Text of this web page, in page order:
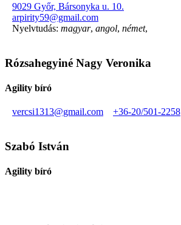
9029 Győr, Bársonyka u. 10.
arpirity59@gmail.com
Nyelvtudás: magyar, angol, német,
Rózsahegyiné Nagy Veronika
Agility bíró
vercsi1313@gmail.com +36-20/501-2258
Szabó István
Agility bíró